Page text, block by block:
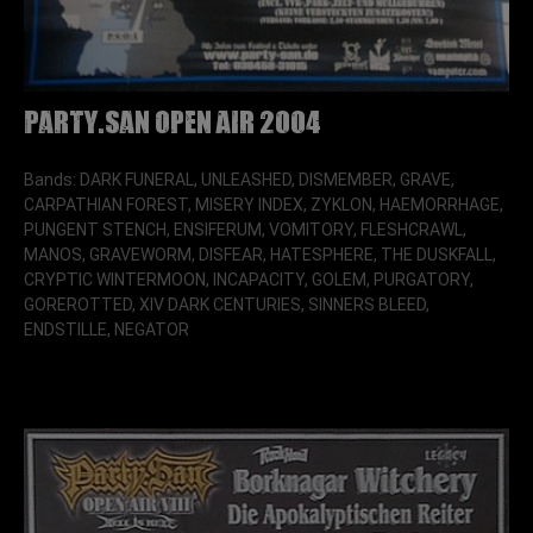
Party.San Open Air 2004
Bands: DARK FUNERAL, UNLEASHED, DISMEMBER, GRAVE,
CARPATHIAN FOREST, MISERY INDEX, ZYKLON, HAEMORRHAGE,
PUNGENT STENCH, ENSIFERUM, VOMITORY, FLESHCRAWL,
MANOS, GRAVEWORM, DISFEAR, HATESPHERE, THE DUSKFALL,
CRYPTIC WINTERMOON, INCAPACITY, GOLEM, PURGATORY,
GOREROTTED, XIV DARK CENTURIES, SINNERS BLEED,
ENDSTILLE, NEGATOR